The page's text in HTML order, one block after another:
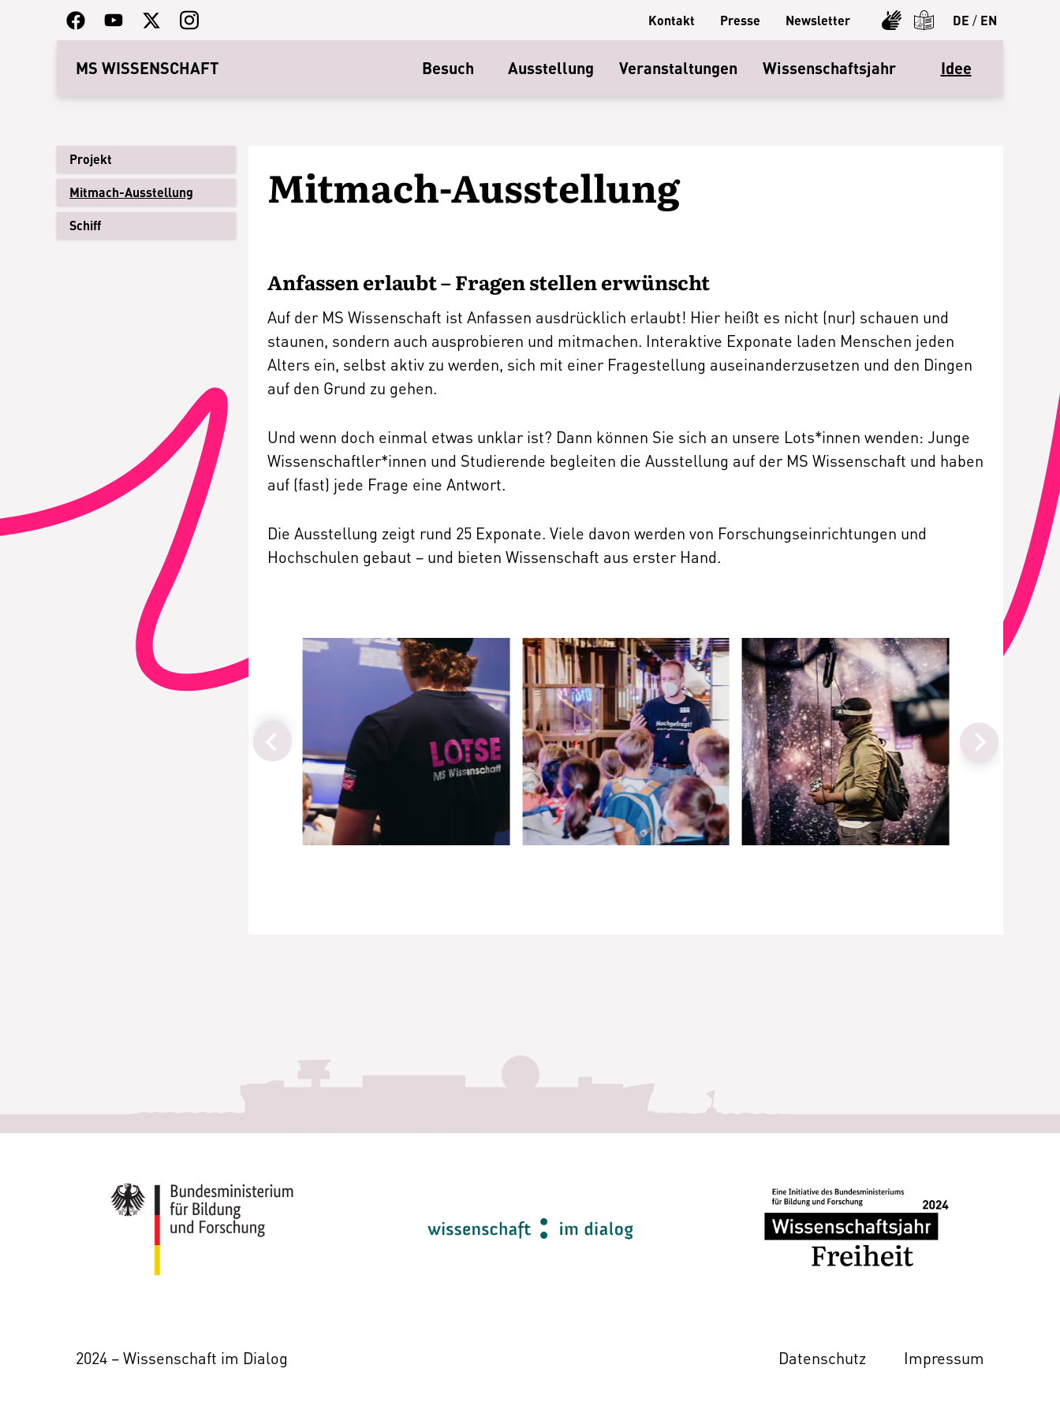
Kontakt Presse Newsletter DE / EN
MS WISSENSCHAFT Besuch Ausstellung Veranstaltungen Wissenschaftsjahr Idee
Projekt
Mitmach-Ausstellung
Schiff
Mitmach-Ausstellung
Anfassen erlaubt – Fragen stellen erwünscht
Auf der MS Wissenschaft ist Anfassen ausdrücklich erlaubt! Hier heißt es nicht (nur) schauen und
staunen, sondern auch ausprobieren und mitmachen. Interaktive Exponate laden Menschen jeden
Alters ein, selbst aktiv zu werden, sich mit einer Fragestellung auseinanderzusetzen und den Dingen
auf den Grund zu gehen.
Und wenn doch einmal etwas unklar ist? Dann können Sie sich an unsere Lots*innen wenden: Junge
Wissenschaftler*innen und Studierende begleiten die Ausstellung auf der MS Wissenschaft und haben
auf (fast) jede Frage eine Antwort.
Die Ausstellung zeigt rund 25 Exponate. Viele davon werden von Forschungseinrichtungen und
Hochschulen gebaut – und bieten Wissenschaft aus erster Hand.
2024 – Wissenschaft im Dialog Datenschutz Impressum